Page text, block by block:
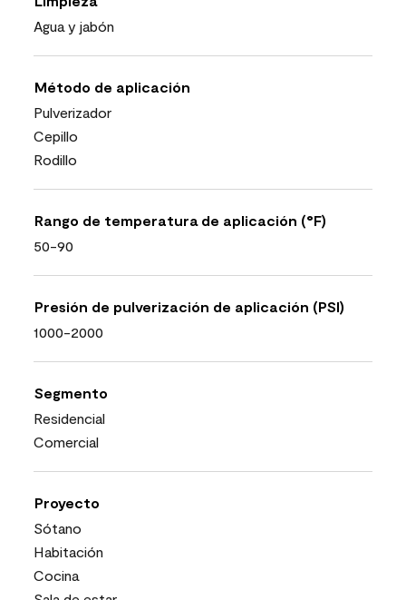
Agua y jabón
Método de aplicación
Pulverizador
Cepillo
Rodillo
Rango de temperatura de aplicación (°F)
50-90
Presión de pulverización de aplicación (PSI)
1000-2000
Segmento
Residencial
Comercial
Proyecto
Sótano
Habitación
Cocina